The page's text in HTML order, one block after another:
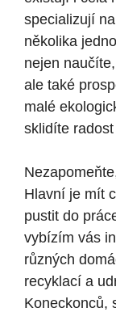
specializují
několika
nejen
ale také
malé
sklidíte
Hlavní je mít
pustit do
vybízím vás
různých
recyklací a
Koneckonců,